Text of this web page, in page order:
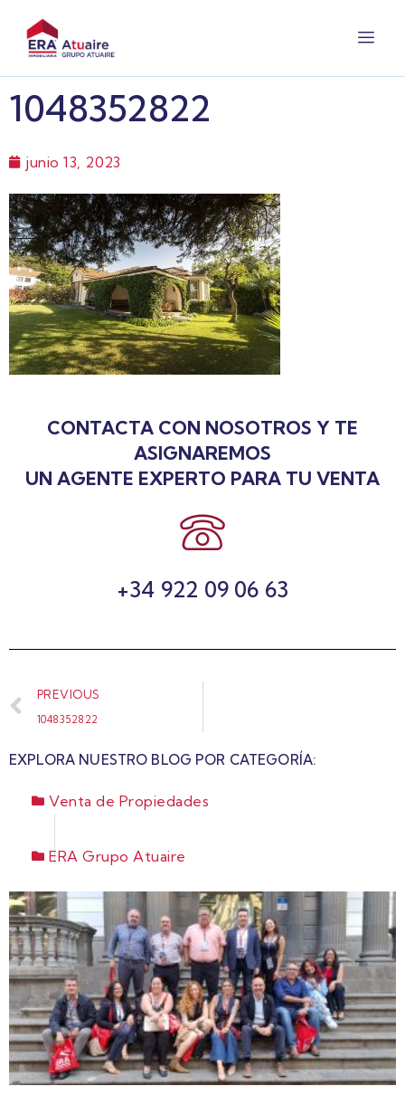
1048352822
junio 13, 2023
CONTACTA CON NOSOTROS Y TE
ASIGNAREMOS
UN AGENTE EXPERTO PARA TU VENTA
+34 922 09 06 63
PREVIOUS
1048352822
EXPLORA NUESTRO BLOG POR CATEGORÍA:
Venta de Propiedades
ERA Grupo Atuaire